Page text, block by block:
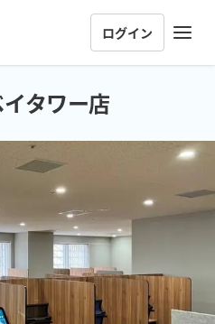
ログイン
タワー店